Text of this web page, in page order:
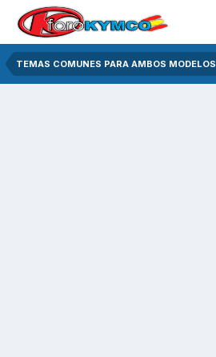
TEMAS COMUNES PARA AMBOS MODELOS